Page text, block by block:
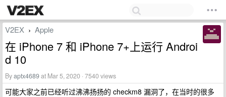
V2EX › Apple
在 iPhone 7 和 iPhone 7+上运行 Androi
d 10
Byaptx4689at Mar 5, 2020 · 7540 views
可能大家之前已经听过沸沸扬扬的 checkm8 漏洞了，在当时的很多